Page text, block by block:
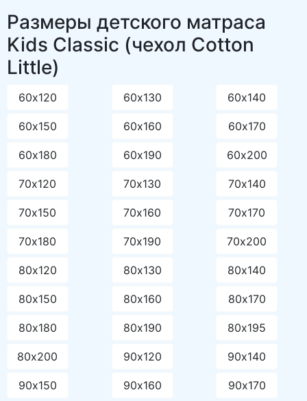
Размеры детского матраса
Kids Classic (чехол Cotton
Little)
60х120 60х130 60х140
60х150 60х160 60х170
60х180 60х190 60х200
70х120 70х130 70х140
70х150 70х160 70х170
70х180 70х190 70х200
80х120 80х130 80х140
80х150 80х160 80х170
80х180 80х190 80х195
80х200 90х120 90х140
90х150 90х160 90х170